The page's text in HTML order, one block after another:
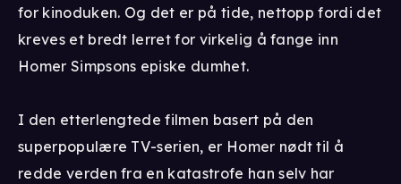
for kinoduken. Og det er på tide, nettopp fordi det
kreves et bredt lerret for virkelig å fange inn
Homer Simpsons episke dumhet.
I den etterlengtede filmen basert på den
superpopulære TV-serien, er Homer nødt til å
redde verden fra en katastrofe han selv har